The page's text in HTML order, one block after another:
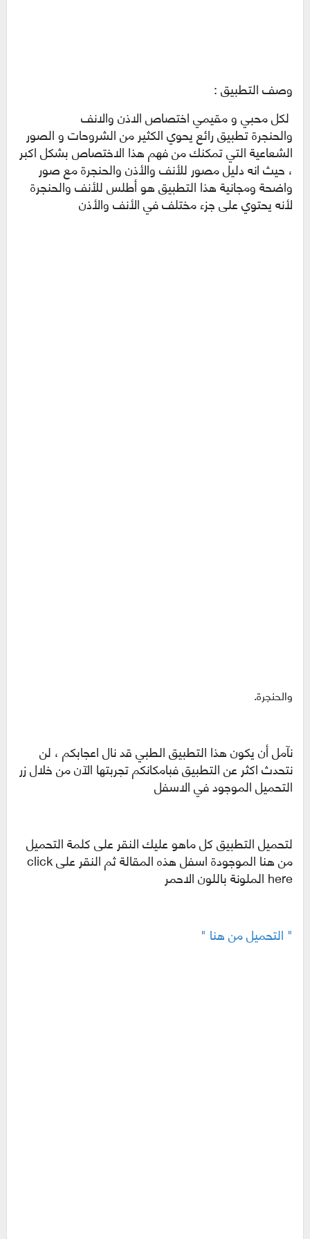
وصف التطبيق :
لكل محبي و مقيمي اختصاص الاذن والانف
والحنجرةتطبيق رائع يحوي الكثير من الشروحات و الصور
الشعاعية التي تمكنك من فهم هذا الاختصاص بشكل اكبر
، حيث انهدليل مصور للأنف والأذن والحنجرة مع صور
واضحة ومجانية هذا التطبيق هو أطلس للأنف والحنجرة
لأنه يحتوي على جزء مختلف في الأنف والأذن
والحنجرة.
نآمل أن يكون هذا التطبيق الطبي قد نال اعجابكم ، لن
نتحدث اكثر عن التطبيق فبامكانكم تجربتها الآن من خلال زر
التحميل الموجود في الاسفل
لتحميل التطبيق كل ماهو عليك النقر على كلمة التحميل
من هنا الموجودة اسفل هذه المقالة ثم النقر على click
here الملونة باللون الاحمر
" التحميل من هنا "